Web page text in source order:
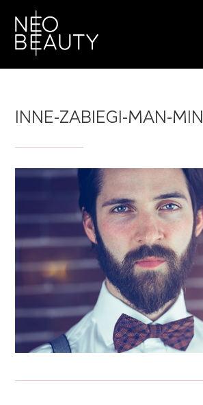
CENNIK
PORADY
KONTAKT
INNE-ZABIEGI-MAN-MIN